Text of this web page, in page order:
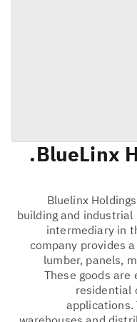
BlueLinx
Bluelinx
building and
intermediary in
company provides
lumber, panels,
These goods
residential
applications.